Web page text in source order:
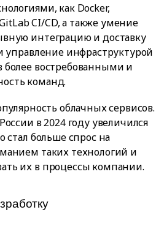
как Docker,
CI/CD, а также умение
интеграцию и доставку
управление инфраструктурой
более востребованными и
команд.
облачных сервисов.
в 2024 году увеличился
стал больше спрос на
таких технологий и
их в процессы компании.